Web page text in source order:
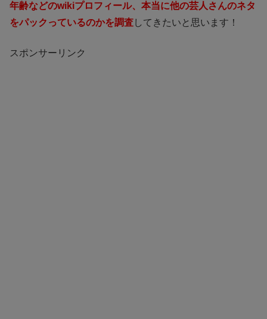
年齢などのwikiプロフィール、本当に他の芸人さんのネタ
をパックっているのかを調査してきたいと思います！
スポンサーリンク